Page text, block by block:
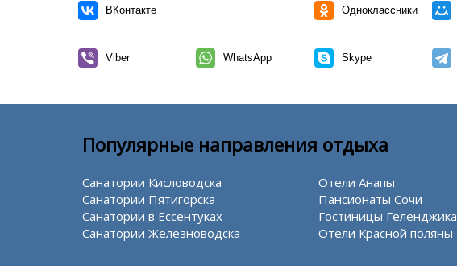
ВКонтакте Одноклассники
Viber WhatsApp Skype
Популярные направления отдыха
Санатории Кисловодска
Санатории Пятигорска
Санатории в Ессентуках
Санатории Железноводска
Отели Анапы
Пансионаты Сочи
Гостиницы Геленджика
Отели Красной поляны